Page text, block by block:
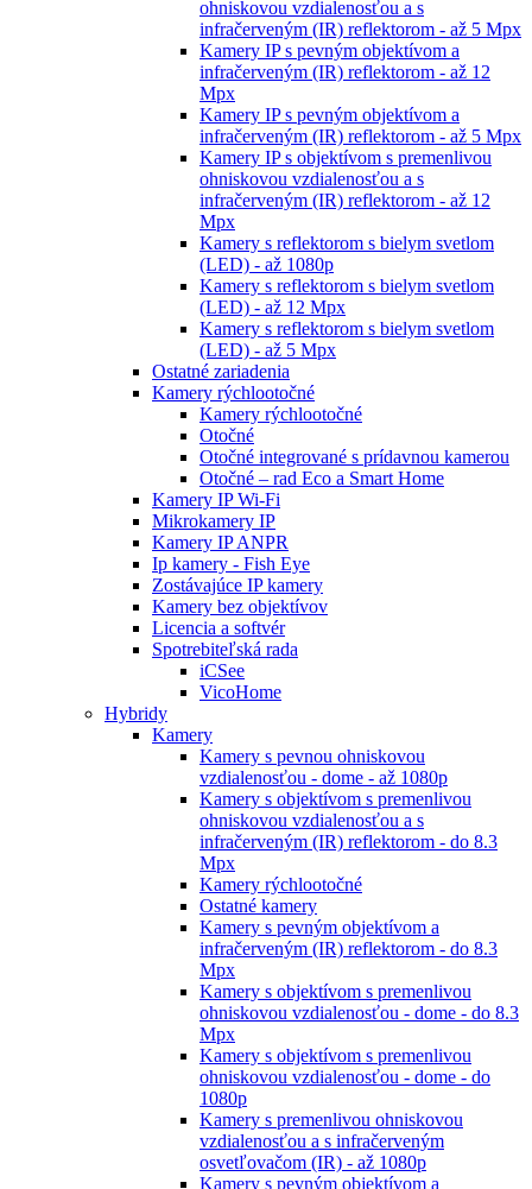
ohniskovou vzdialenosťou a s
infračerveným (IR) reflektorom - až 5 Mpx
Kamery IP s pevným objektívom a
infračerveným (IR) reflektorom - až 12
Mpx
Kamery IP s pevným objektívom a
infračerveným (IR) reflektorom - až 5 Mpx
Kamery IP s objektívom s premenlivou
ohniskovou vzdialenosťou a s
infračerveným (IR) reflektorom - až 12
Mpx
Kamery s reflektorom s bielym svetlom
(LED) - až 1080p
Kamery s reflektorom s bielym svetlom
(LED) - až 12 Mpx
Kamery s reflektorom s bielym svetlom
(LED) - až 5 Mpx
Ostatné zariadenia
Kamery rýchlootočné
Kamery rýchlootočné
Otočné
Otočné integrované s prídavnou kamerou
Otočné – rad Eco a Smart Home
Kamery IP Wi-Fi
Mikrokamery IP
Kamery IP ANPR
Ip kamery - Fish Eye
Zostávajúce IP kamery
Kamery bez objektívov
Licencia a softvér
Spotrebiteľská rada
iCSee
VicoHome
Hybridy
Kamery
Kamery s pevnou ohniskovou
vzdialenosťou - dome - až 1080p
Kamery s objektívom s premenlivou
ohniskovou vzdialenosťou a s
infračerveným (IR) reflektorom - do 8.3
Mpx
Kamery rýchlootočné
Ostatné kamery
Kamery s pevným objektívom a
infračerveným (IR) reflektorom - do 8.3
Mpx
Kamery s objektívom s premenlivou
ohniskovou vzdialenosťou - dome - do 8.3
Mpx
Kamery s objektívom s premenlivou
ohniskovou vzdialenosťou - dome - do
1080p
Kamery s premenlivou ohniskovou
vzdialenosťou a s infračerveným
osvetľovačom (IR) - až 1080p
Kamery s pevným objektívom a